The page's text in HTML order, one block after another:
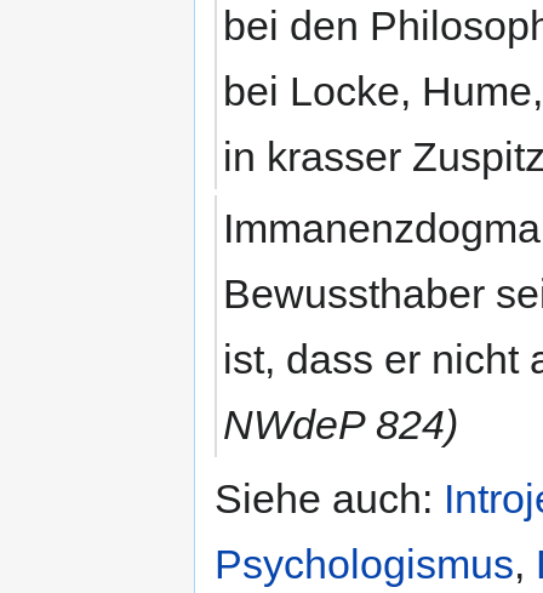
bei den
bei Locke,
in krasser
Bewussthaber
ist, dass er nicht
NWdeP 824)
Siehe auch:
Psychologismus,